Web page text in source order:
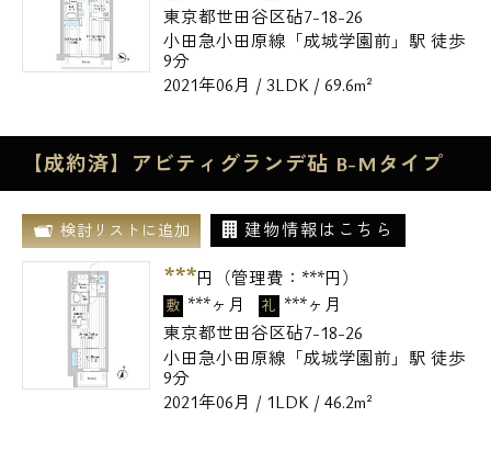
東京都世田谷区砧7-18-26
小田急小田原線「成城学園前」駅 徒歩
9分
2021年06月 / 3LDK / 69.6m²
【成約済】アビティグランデ砧 B-Mタイプ
検討リストに追加 建物情報はこちら
***円（管理費： ***円）
敷 ***ヶ月 礼 ***ヶ月
東京都世田谷区砧7-18-26
小田急小田原線「成城学園前」駅 徒歩
9分
2021年06月 / 1LDK / 46.2m²